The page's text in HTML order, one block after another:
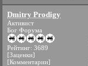
Dmitry Prodigy
Активист
Бог Форума
Рейтинг: 3689
[Заценки]
[Комментарии]